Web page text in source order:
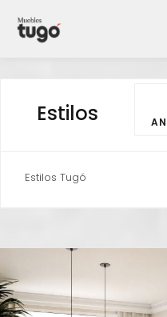
Estilos
Estilos Tugó